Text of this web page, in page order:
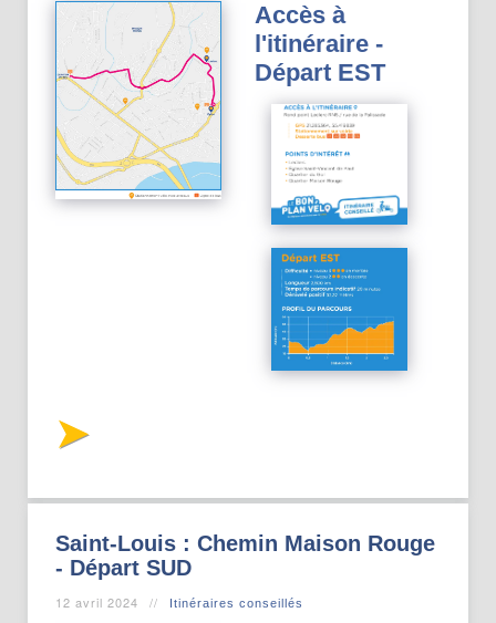
Accès à
l'itinéraire -
Départ EST
Saint-Louis : Chemin Maison Rouge
- Départ SUD
12 avril 2024 Itinéraires conseillés